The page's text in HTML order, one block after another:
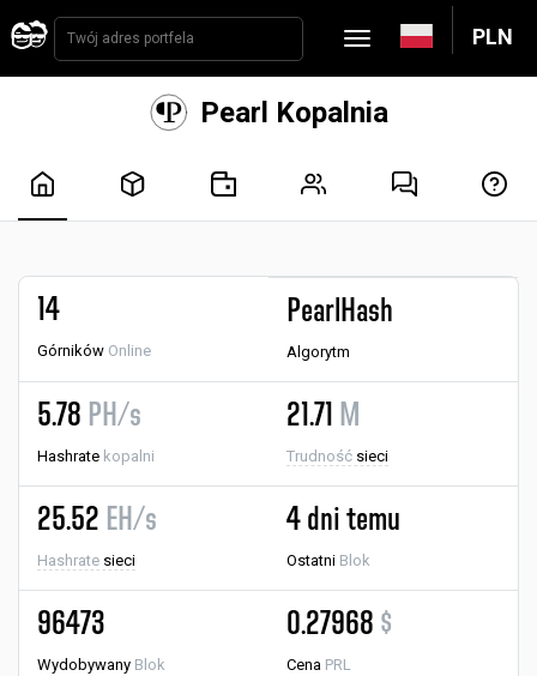
PLN
Pearl Kopalnia
14
Górników Online
PearlHash
Algorytm
5.78 PH/s
Hashrate kopalni
21.71 M
Trudność sieci
25.52 EH/s
Hashrate sieci
4 dni temu
Ostatni Blok
96473
Wydobywany Blok
0.27968 $
Cena PRL